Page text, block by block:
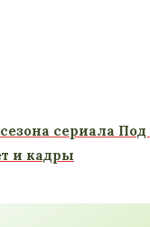
сериала
и кадры